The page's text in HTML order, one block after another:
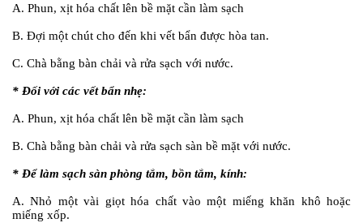
A. Phun, xịt hóa chất lên bề mặt cần làm sạch
B. Đợi một chút cho đến khi vết bẩn được hòa tan.
C. Chà bằng bàn chải và rửa sạch với nước.
* Đối với các vết bẩn nhẹ:
A. Phun, xịt hóa chất lên bề mặt cần làm sạch
B. Chà bằng bàn chải và rửa sạch sàn bề mặt với nước.
* Để làm sạch sàn phòng tắm, bồn tắm, kính:
A. Nhỏ một vài giọt hóa chất vào một miếng khăn khô hoặc
miếng xốp.